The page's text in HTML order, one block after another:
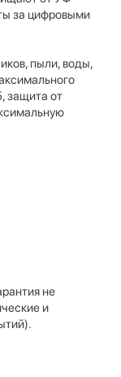
за цифровыми
пыли, воды,
защита от
не
и